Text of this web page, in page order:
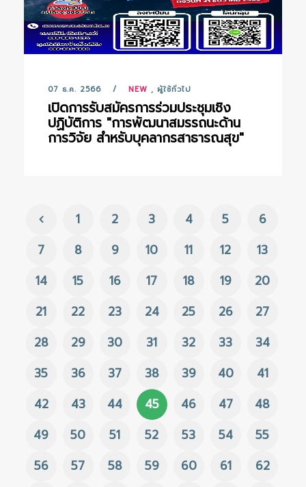
07 ธ.ค. 2566 NEW , ผู้ใช้ทั่วไป
เปิดการรับสมัครการร่วมประชุมเชิง
ปฏิบัติการ "การพัฒนาสมรรถนะด้าน
การวิจัย สำหรับบุคลากรสาธารณสุข"
1 2 3 4 5
6
7
8 9 10 11 12
13
14
15 16 17 18 19
20
21
22 23 24 25 26
27
28
29 30 31 32 33
34
35
36 37 38 39 40
41
42
43 44 45 46 47
48
49
50 51 52 53 54
55
56
57 58 59 60 61
62